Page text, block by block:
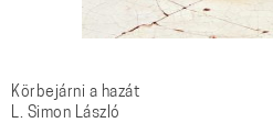
Körbejárni a hazát
L. Simon László